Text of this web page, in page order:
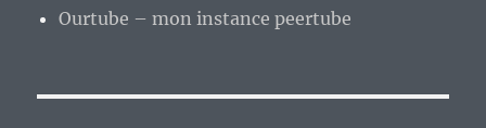
Ourtube – mon instance peertube